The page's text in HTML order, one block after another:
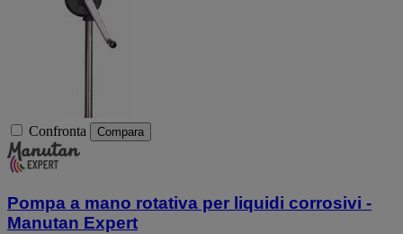
Confronta Compara
Pompa a mano rotativa per liquidi corrosivi -
Manutan Expert